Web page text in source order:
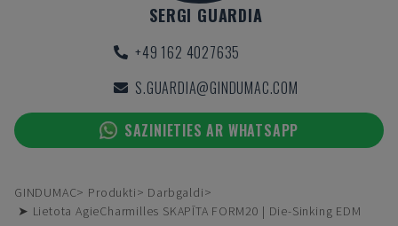
SERGI GUARDIA
+49 162 4027635
S.GUARDIA@GINDUMAC.COM
SAZINIETIES AR WHATSAPP
GINDUMAC Produkti
Darbgaldi
➤ Lietota AgieCharmilles SKAPĪTA FORM20 | Die-Sinking EDM